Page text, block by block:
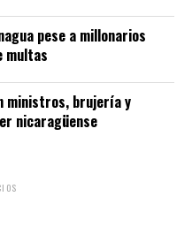
pese a millonarios
multas
ministros, brujería y
nicaragüense